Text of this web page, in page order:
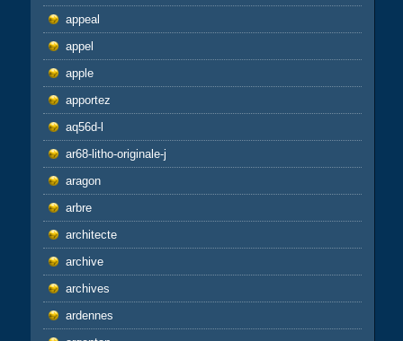
appeal
appel
apple
apportez
aq56d-l
ar68-litho-originale-j
aragon
arbre
architecte
archive
archives
ardennes